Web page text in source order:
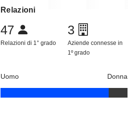
Relazioni
47
Relazioni di 1° grado
3
Aziende connesse in
1º grado
Uomo Donna